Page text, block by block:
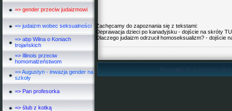
=> gender przeciw judaizmowi
=> judaizm wobec seksualności
=> abp Wilna o Koniach
trojańskich
=> Illinois przeciw
homomałżeństwom
=> Augustyn - inwazja gender na
szkoły
=> Pan profesorka
=> ślub z kotką
Zachęcamy do zapoznania się z tekstami:
Deprawacja dzieci po kanadyjsku - dojście na skróty
Dlaczego judaizm odrzucił homoseksualizm? - dojście
Wszedłeś do e-Instytutu jako